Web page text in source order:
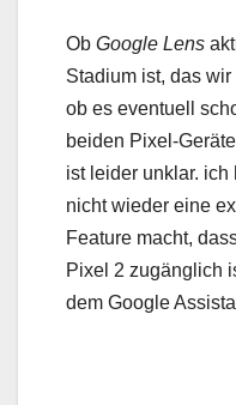
Ob Google Lens
Stadium ist, das
ob es eventuell
beiden Pixel-
ist leider unklar. ich
nicht wieder eine
Feature macht,
Pixel 2 zugänglich
dem Google